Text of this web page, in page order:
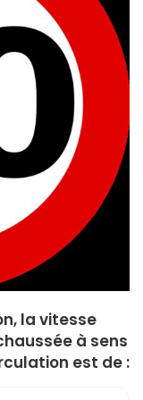
la vitesse
à sens
est de :